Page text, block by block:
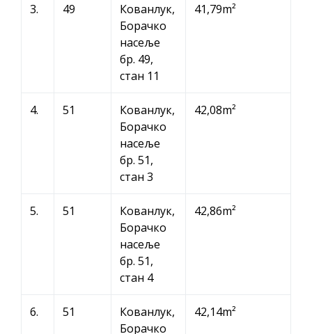
3. 49
Кованлук,
Борачко
насеље
бр. 49,
стан 11
41,79m²
4. 51
Кованлук,
Борачко
насеље
бр. 51,
стан 3
42,08m²
5. 51
Кованлук,
Борачко
насеље
бр. 51,
стан 4
42,86m²
6. 51
Кованлук,
Борачко
42,14m²